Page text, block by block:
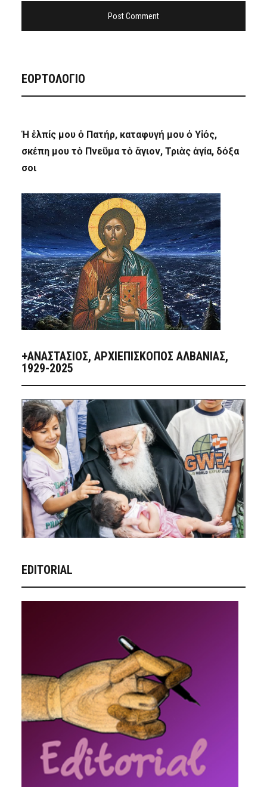
ΕΟΡΤΟΛΟΓΙΟ
Ἡ ἐλπίς μου ὁ Πατήρ, καταφυγή μου ὁ Υἱός,
σκέπη μου τὸ Πνεῦμα τὸ ἅγιον, Τριὰς ἁγία, δόξα
σοι
+ΑΝΑΣΤΆΣΙΟΣ, ΑΡΧΙΕΠΊΣΚΟΠΟΣ ΑΛΒΑΝΊΑΣ,
1929-2025
EDITORIAL